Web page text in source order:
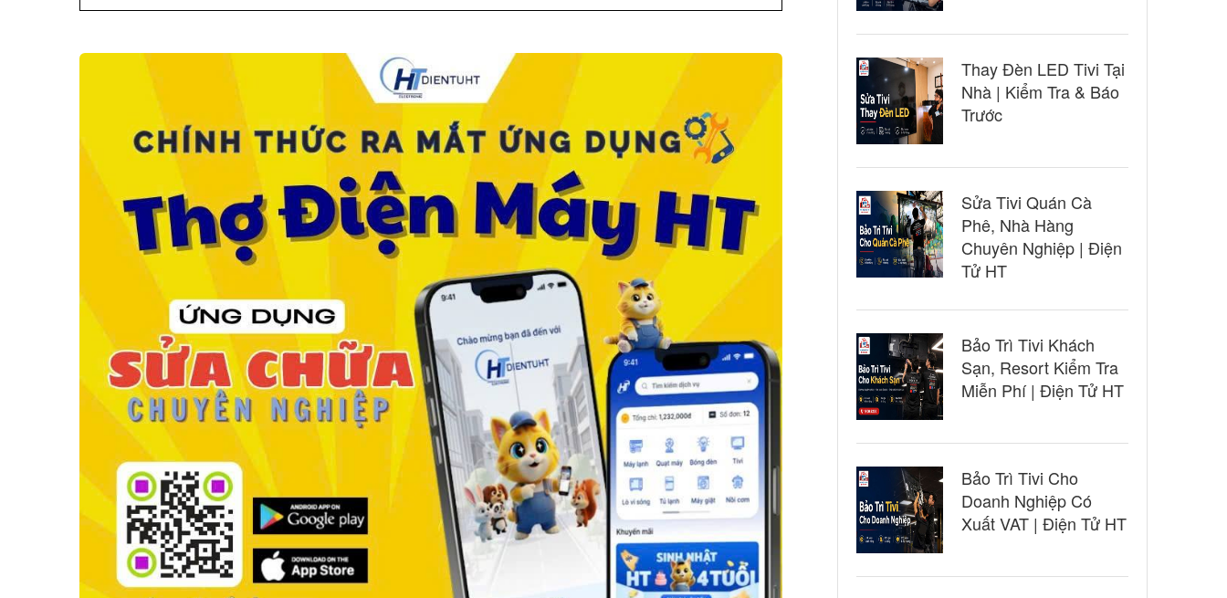
Thay Đèn LED Tivi Tại
Nhà | Kiểm Tra & Báo
Trước
Sửa Tivi Quán Cà
Phê, Nhà Hàng
Chuyên Nghiệp | Điện
Tử HT
Bảo Trì Tivi Khách
Sạn, Resort Kiểm Tra
Miễn Phí | Điện Tử HT
Bảo Trì Tivi Cho
Doanh Nghiệp Có
Xuất VAT | Điện Tử HT